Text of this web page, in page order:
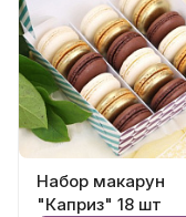
Набор макарун
"Каприз" 18 шт